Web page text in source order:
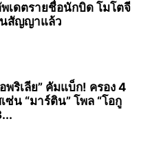
เดตรายชื่อนักบิด โมโตจี
สัญญาแล้ว
พริเลีย” คัมแบ็ก! ครอง 4
ซ่น “มาร์ติน” โพล “โอกู